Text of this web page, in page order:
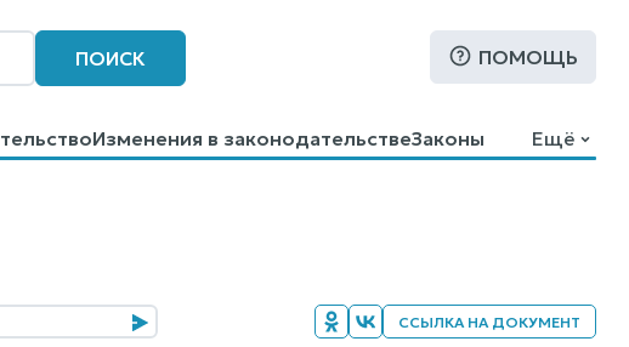
ПОИСК ПОМОЩЬ
Изменения в законодательствеЗаконы
Ещё
ССЫЛКА НА ДОКУМЕНТ